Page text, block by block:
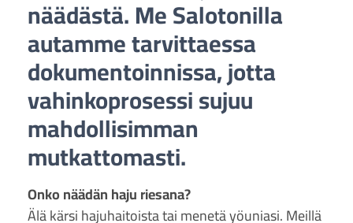
näädästä. Me Salotonilla
autamme tarvittaessa
dokumentoinnissa, jotta
vahinkoprosessi sujuu
mahdollisimman
mutkattomasti.
Onko näädän haju riesana?
Älä kärsi hajuhaitoista tai menetä yöuniasi. Meillä